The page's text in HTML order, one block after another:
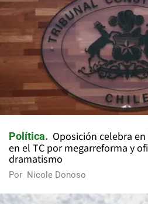
Política
Oposición celebra
en el TC por megarreforma y
dramatismo
Por Nicole Donoso